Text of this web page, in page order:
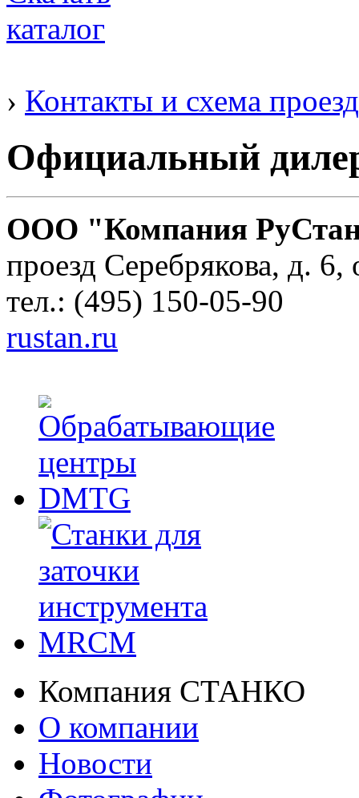
› Контакты и схема
Официальный
ООО "Компания
проезд Серебрякова, д. 6,
тел.: (495) 150-05-90
rustan.ru
Компания СТАНКО
О компании
Новости